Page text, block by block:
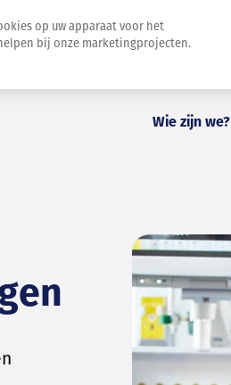
Wie zijn we?
op uw apparaat voor het
bij onze marketingprojecten.